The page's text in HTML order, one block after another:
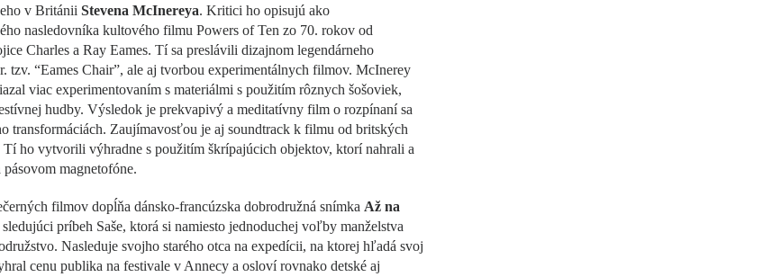
v Británii Stevena McInereya. Kritici ho opisujú ako
nasledovníka kultového filmu Powers of Ten zo 70. rokov od
Charles a Ray Eames. Tí sa preslávili dizajnom legendárneho
tzv. “Eames Chair”, ale aj tvorbou experimentálnych filmov. McInerey
viac experimentovaním s materiálmi s použitím rôznych šošoviek,
hudby. Výsledok je prekvapivý a meditatívny film o rozpínaní sa
transformáciách. Zaujímavosťou je aj soundtrack k filmu od britských
Tí ho vytvorili výhradne s použitím škrípajúcich objektov, ktorí nahrali a
magnetofóne.
filmov dopĺňa dánsko-francúzska dobrodružná snímka Až na
príbeh Saše, ktorá si namiesto jednoduchej voľby manželstva
Nasleduje svojho starého otca na expedícii, na ktorej hľadá svoj
cenu publika na festivale v Annecy a osloví rovnako detské aj